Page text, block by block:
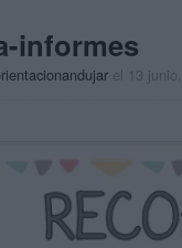
informes
el 13